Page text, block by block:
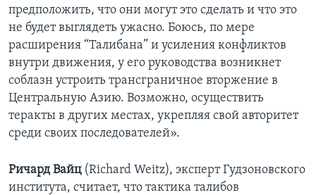
предположить, что они могут это сделать и что это
не будет выглядеть ужасно. Боюсь, по мере
расширения “Талибана” и усиления конфликтов
внутри движения, у его руководства возникнет
соблазн устроить трансграничное вторжение в
Центральную Азию. Возможно, осуществить
теракты в других местах, укрепляя свой авторитет
среди своих последователей».
Ричард Вайц(Richard Weitz), эксперт Гудзоновского
института, считает, что тактика талибов